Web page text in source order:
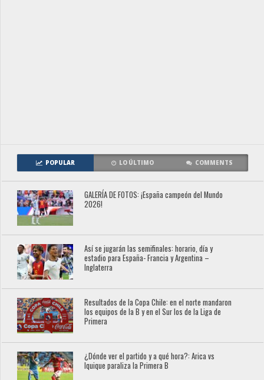
POPULAR LO ÚLTIMO COMMENTS
GALERÍA DE FOTOS: ¡España campeón del Mundo
2026!
Así se jugarán las semifinales: horario, día y
estadio para España- Francia y Argentina –
Inglaterra
Resultados de la Copa Chile: en el norte mandaron
los equipos de la B y en el Sur los de la Liga de
Primera
¿Dónde ver el partido y a qué hora?: Arica vs
Iquique paraliza la Primera B